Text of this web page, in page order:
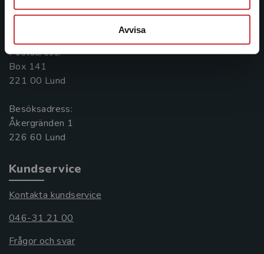
Avvisa
Kontakta oss
Postadress:
Box 141
221 00 Lund
Besöksadress:
Åkergränden 1
Kundservice
Kontakta kundservice
046-31 21 00
Frågor och svar